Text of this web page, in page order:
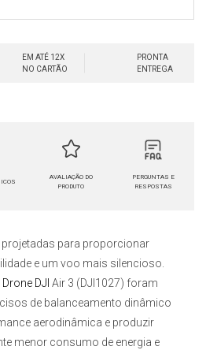
EM ATÉ 12X
NO CARTÃO
PRONTA
ENTREGA
AVALIAÇÃO DO
PRODUTO
PERGUNTAS E
RESPOSTAS
projetadas para proporcionar
e um voo mais silencioso.
Drone DJI Air 3 (DJI1027) foram
de balanceamento dinâmico
aerodinâmica e produzir
menor consumo de energia e